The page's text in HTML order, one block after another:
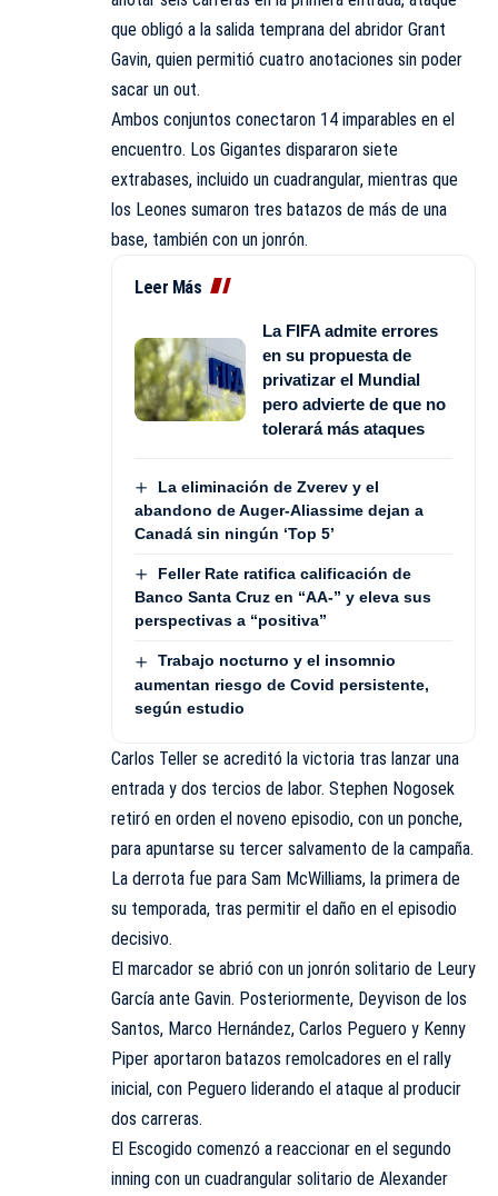
que obligó a la salida temprana del abridor Grant
Gavin, quien permitió cuatro anotaciones sin poder
sacar un out.
Ambos conjuntos conectaron 14 imparables en el
encuentro. Los Gigantes dispararon siete
extrabases, incluido un cuadrangular, mientras que
los Leones sumaron tres batazos de más de una
base, también con un jonrón.
Leer Más
La FIFA admite errores
en su propuesta de
privatizar el Mundial
pero advierte de que no
tolerará más ataques
La eliminación de Zverev y el
abandono de Auger-Aliassime dejan a
Canadá sin ningún ‘Top 5’
Feller Rate ratifica calificación de
Banco Santa Cruz en “AA-” y eleva sus
perspectivas a “positiva”
Trabajo nocturno y el insomnio
aumentan riesgo de Covid persistente,
según estudio
Carlos Teller se acreditó la victoria tras lanzar una
entrada y dos tercios de labor. Stephen Nogosek
retiró en orden el noveno episodio, con un ponche,
para apuntarse su tercer salvamento de la campaña.
La derrota fue para Sam McWilliams, la primera de
su temporada, tras permitir el daño en el episodio
decisivo.
El marcador se abrió con un jonrón solitario de Leury
García ante Gavin. Posteriormente, Deyvison de los
Santos, Marco Hernández, Carlos Peguero y Kenny
Piper aportaron batazos remolcadores en el rally
inicial, con Peguero liderando el ataque al producir
dos carreras.
El Escogido comenzó a reaccionar en el segundo
inning con un cuadrangular solitario de Alexander